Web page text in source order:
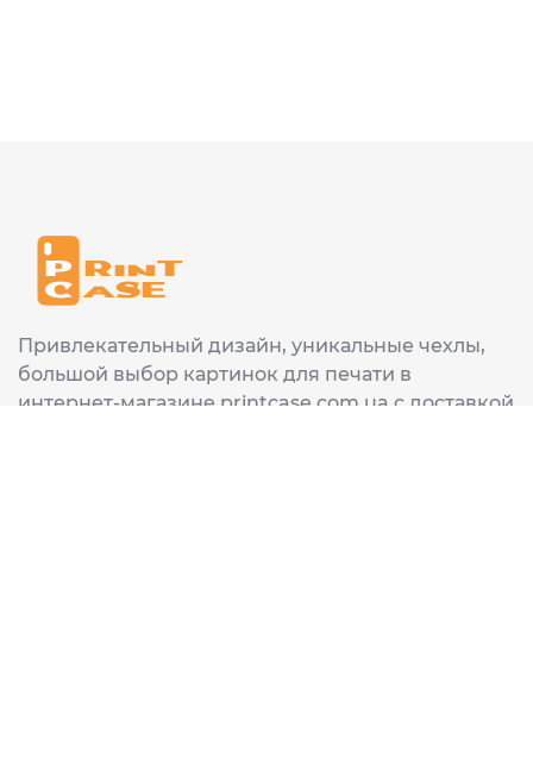
Привлекательный дизайн, уникальные чехлы,
большой выбор картинок для печати в
интернет-магазине printcase.com.ua с доставкой